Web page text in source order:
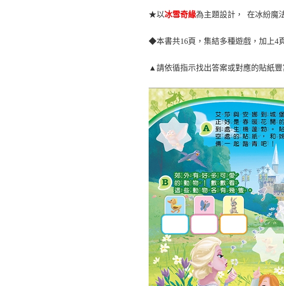
★以冰雪奇緣為主題設計， 在冰紛魔
◆本書共16頁，集結多種遊戲，加上4
▲ 請依循指示找出答案或對應的貼紙